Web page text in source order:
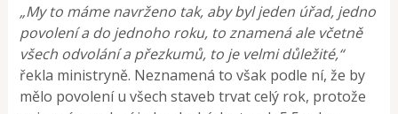
„My to máme navrženo tak, aby byl jeden úřad, jedno
povolení a do jednoho roku, to znamená ale včetně
všech odvolání a přezkumů, to je velmi důležité,“
řekla ministryně. Neznamená to však podle ní, že by
mělo povolení u všech staveb trvat celý rok, protože